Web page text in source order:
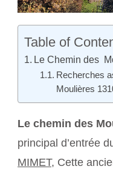
Table of
Le Chemin des
Recherches
Moulières
Le chemin des
principal d’entrée
MIMET, Cette